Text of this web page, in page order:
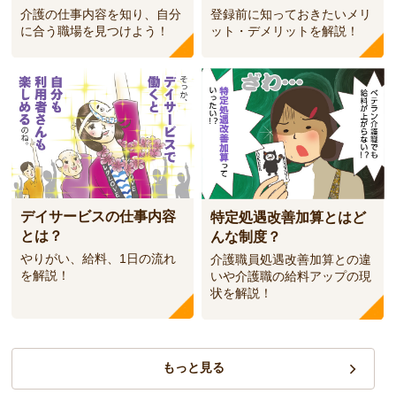
介護の仕事内容を知り、自分
に合う職場を見つけよう！
登録前に知っておきたいメリ
ット・デメリットを解説！
デイサービスの仕事内容
とは？
やりがい、給料、1日の流れ
を解説！
特定処遇改善加算とはど
んな制度？
介護職員処遇改善加算との違
いや介護職の給料アップの現
状を解説！
もっと見る